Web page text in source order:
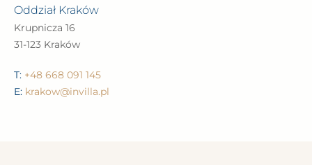
Oddział Kraków
Krupnicza 16
31-123 Kraków
T: +48 668 091 145
E: krakow@invilla.pl